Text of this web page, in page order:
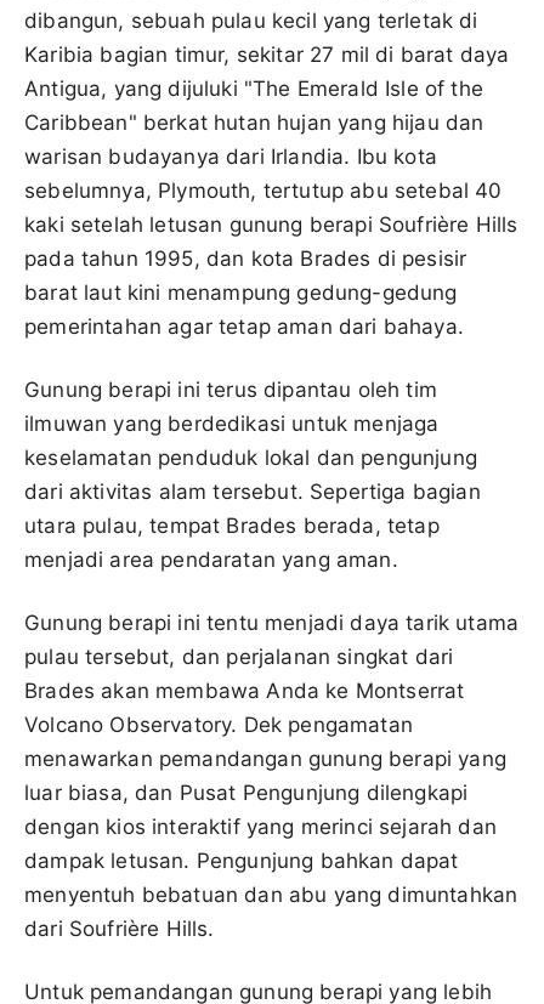
dibangun, sebuah pulau kecil yang terletak di
Karibia bagian timur, sekitar 27 mil di barat daya
Antigua, yang dijuluki "The Emerald Isle of the
Caribbean" berkat hutan hujan yang hijau dan
warisan budayanya dari Irlandia. Ibu kota
sebelumnya, Plymouth, tertutup abu setebal 40
kaki setelah letusan gunung berapi Soufrière Hills
pada tahun 1995, dan kota Brades di pesisir
barat laut kini menampung gedung-gedung
pemerintahan agar tetap aman dari bahaya.
Gunung berapi ini terus dipantau oleh tim
ilmuwan yang berdedikasi untuk menjaga
keselamatan penduduk lokal dan pengunjung
dari aktivitas alam tersebut. Sepertiga bagian
utara pulau, tempat Brades berada, tetap
menjadi area pendaratan yang aman.
Gunung berapi ini tentu menjadi daya tarik utama
pulau tersebut, dan perjalanan singkat dari
Brades akan membawa Anda ke Montserrat
Volcano Observatory. Dek pengamatan
menawarkan pemandangan gunung berapi yang
luar biasa, dan Pusat Pengunjung dilengkapi
dengan kios interaktif yang merinci sejarah dan
dampak letusan. Pengunjung bahkan dapat
menyentuh bebatuan dan abu yang dimuntahkan
dari Soufrière Hills.
Untuk pemandangan gunung berapi yang lebih